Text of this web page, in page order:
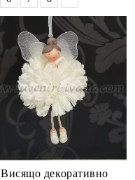
Висящо декоративно